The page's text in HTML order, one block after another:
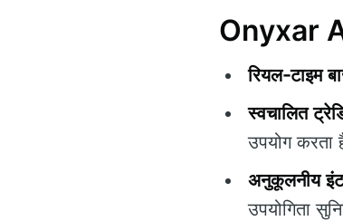
Onyxar
रियल-टाइम
स्वचालित
उपयोग करता
अनुकूलनीय
उपयोगिता